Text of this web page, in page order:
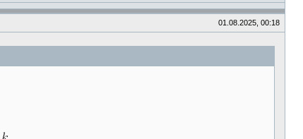
01.08.2025, 00:18